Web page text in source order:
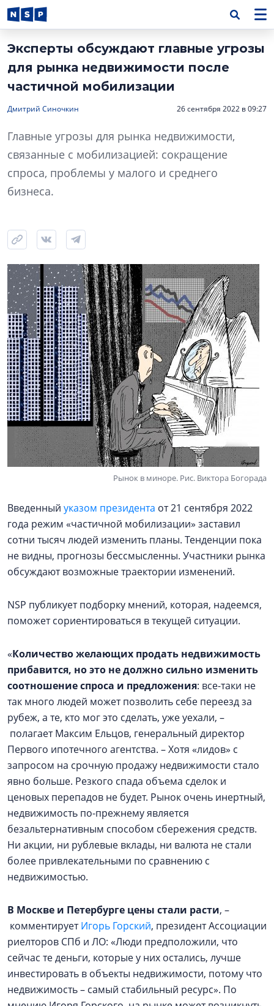
Эксперты обсуждают главные угрозы
для рынка недвижимости после
частичной мобилизации
Дмитрий Синочкин 26 сентября 2022 в 09:27
Главные угрозы для рынка недвижимости,
связанные с мобилизацией: сокращение
спроса, проблемы у малого и среднего
бизнеса.
Рынок в миноре. Рис. Виктора Богорада
Введенный указом президента от 21 сентября 2022
года режим «частичной мобилизации» заставил
сотни тысяч людей изменить планы. Тенденции пока
не видны, прогнозы бессмысленны. Участники рынка
обсуждают возможные траектории изменений.
NSP публикует подборку мнений, которая, надеемся,
поможет сориентироваться в текущей ситуации.
«Количество желающих продать недвижимость
прибавится, но это не должно сильно изменить
соотношение спроса и предложения: все-таки не
так много людей может позволить себе переезд за
рубеж, а те, кто мог это сделать, уже уехали, –
полагает Максим Ельцов, генеральный директор
Первого ипотечного агентства. – Хотя «лидов» с
запросом на срочную продажу недвижимости стало
явно больше. Резкого спада объема сделок и
ценовых перепадов не будет. Рынок очень инертный,
недвижимость по-прежнему является
безальтернативным способом сбережения средств.
Ни акции, ни рублевые вклады, ни валюта не стали
более привлекательными по сравнению с
недвижимостью.
В Москве и Петербурге цены стали расти, –
комментируетИгорь Горский, президент Ассоциации
риелторов СПб и ЛО: «Люди предположили, что
сейчас те деньги, которые у них остались, лучше
инвестировать в объекты недвижимости, потому что
недвижимость – самый стабильный ресурс». По